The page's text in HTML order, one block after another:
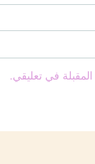
في تعليقي.